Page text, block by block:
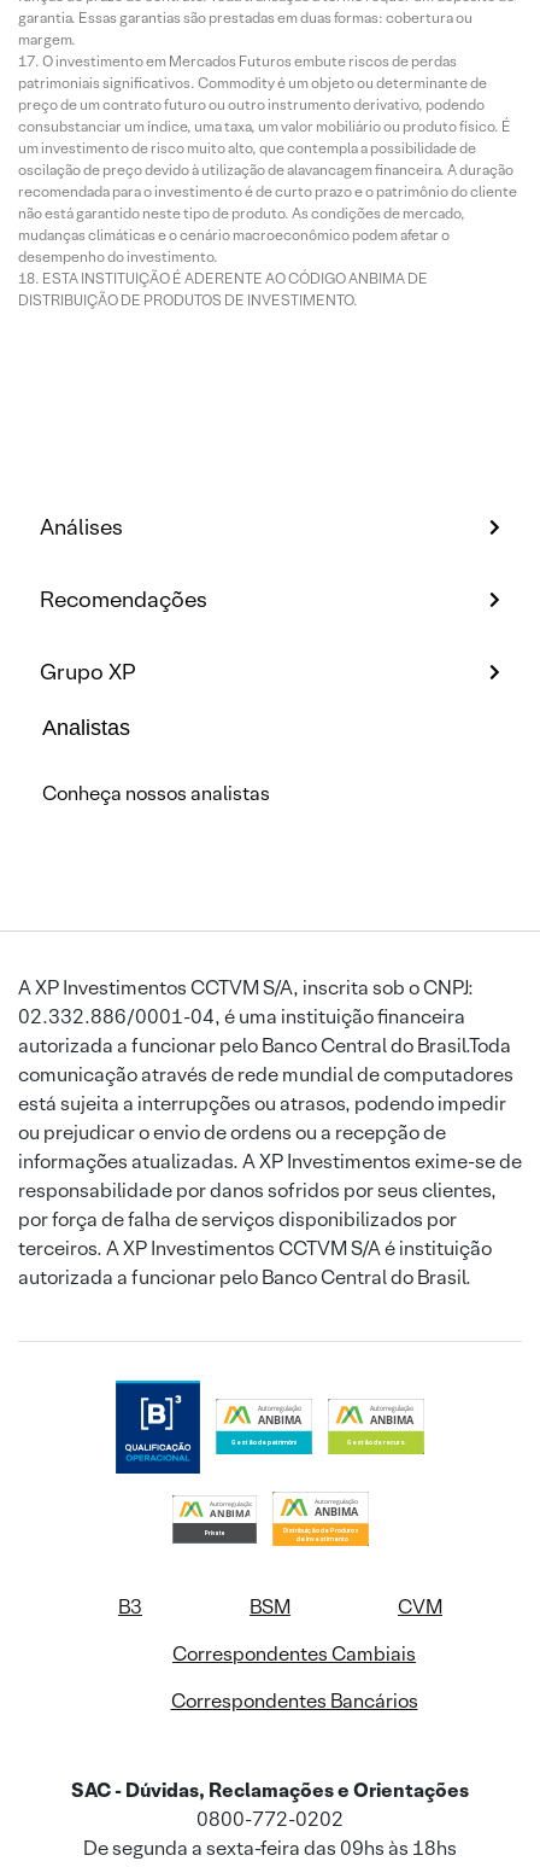
garantia. Essas garantias são prestadas em duas formas: cobertura ou
margem.
O investimento em Mercados Futuros embute riscos de perdas
patrimoniais significativos. Commodity é um objeto ou determinante de
preço de um contrato futuro ou outro instrumento derivativo, podendo
consubstanciar um índice, uma taxa, um valor mobiliário ou produto físico. É
um investimento de risco muito alto, que contempla a possibilidade de
oscilação de preço devido à utilização de alavancagem financeira. A duração
recomendada para o investimento é de curto prazo e o patrimônio do cliente
não está garantido neste tipo de produto. As condições de mercado,
mudanças climáticas e o cenário macroeconômico podem afetar o
desempenho do investimento.
ESTA INSTITUIÇÃO É ADERENTE AO CÓDIGO ANBIMA DE
DISTRIBUIÇÃO DE PRODUTOS DE INVESTIMENTO.
Análises
Recomendações
Grupo XP
Analistas
Conheça nossos analistas
A XP Investimentos CCTVM S/A, inscrita sob o CNPJ:
02.332.886/0001-04, é uma instituição financeira
autorizada a funcionar pelo Banco Central do Brasil.Toda
comunicação através de rede mundial de computadores
está sujeita a interrupções ou atrasos, podendo impedir
ou prejudicar o envio de ordens ou a recepção de
informações atualizadas. A XP Investimentos exime-se de
responsabilidade por danos sofridos por seus clientes,
por força de falha de serviços disponibilizados por
terceiros. A XP Investimentos CCTVM S/A é instituição
autorizada a funcionar pelo Banco Central do Brasil.
B3 BSM
CVM
Correspondentes Cambiais
Correspondentes Bancários
SAC - Dúvidas, Reclamações e Orientações
0800-772-0202
De segunda a sexta-feira das 09hs às 18hs